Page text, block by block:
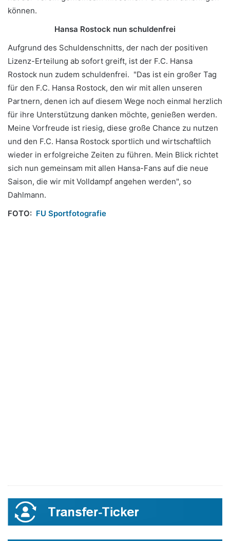
können.
Hansa Rostock nun schuldenfrei
Aufgrund des Schuldenschnitts, der nach der positiven
Lizenz-Erteilung ab sofort greift, ist der F.C. Hansa
Rostock nun zudem schuldenfrei. "Das ist ein großer Tag
für den F.C. Hansa Rostock, den wir mit allen unseren
Partnern, denen ich auf diesem Wege noch einmal herzlich
für ihre Unterstützung danken möchte, genießen werden.
Meine Vorfreude ist riesig, diese große Chance zu nutzen
und den F.C. Hansa Rostock sportlich und wirtschaftlich
wieder in erfolgreiche Zeiten zu führen. Mein Blick richtet
sich nun gemeinsam mit allen Hansa-Fans auf die neue
Saison, die wir mit Volldampf angehen werden", so
Dahlmann.
FOTO: FU Sportfotografie